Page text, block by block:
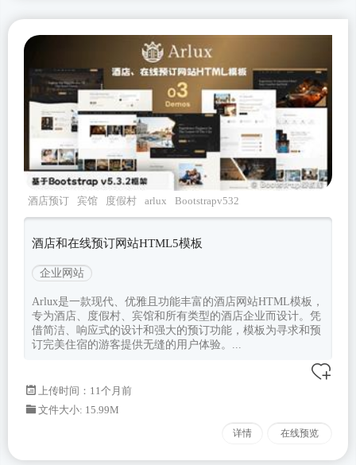
酒店预订 宾馆 度假村 arlux Bootstrapv532
酒店和在线预订网站HTML5模板
企业网站
Arlux是一款现代、优雅且功能丰富的酒店网站HTML模板，
专为酒店、度假村、宾馆和所有类型的酒店企业而设计。凭
借简洁、响应式的设计和强大的预订功能，模板为寻求和预
订完美住宿的游客提供无缝的用户体验。...
上传时间：11个月前
文件大小: 15.99M
详情 在线预览